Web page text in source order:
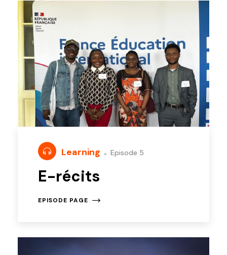
Learning Episode 5
E-récits
EPISODE PAGE